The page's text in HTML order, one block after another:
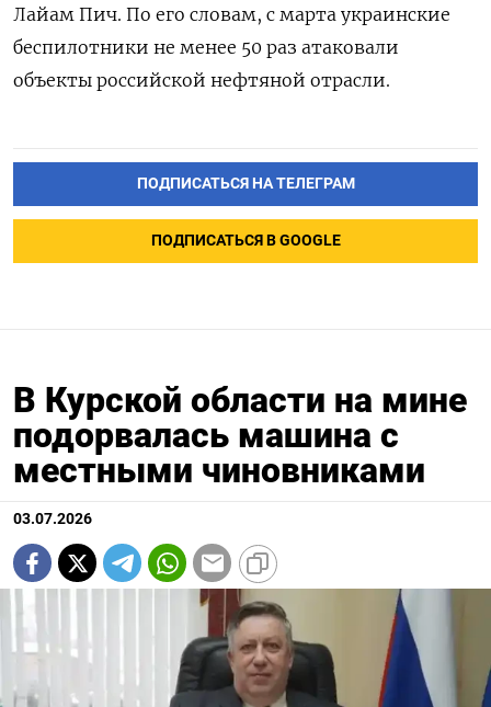
Лайам Пич. По его словам, с марта украинские
беспилотники не менее 50 раз атаковали
объекты российской нефтяной отрасли.
ПОДПИСАТЬСЯ НА ТЕЛЕГРАМ
ПОДПИСАТЬСЯ В GOOGLE
В Курской области на мине
подорвалась машина с
местными чиновниками
03.07.2026